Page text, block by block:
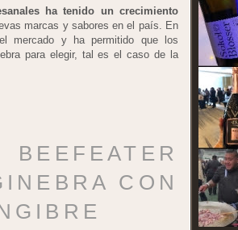
ha tenido un crecimiento
marcas y sabores en el país. En
mercado y ha permitido que los
para elegir, tal es el caso de la
CON